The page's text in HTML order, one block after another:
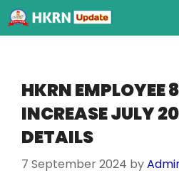
HKRN EMPLOYEE
INCREASE JULY
DETAILS
7 September 2024 by